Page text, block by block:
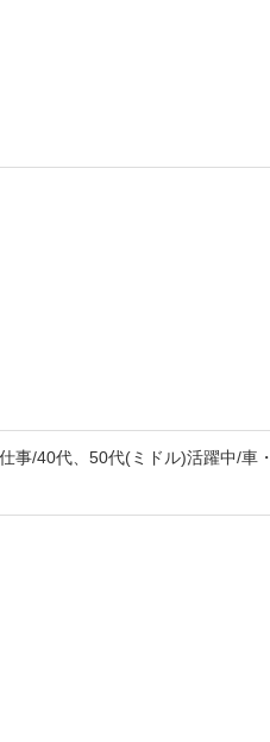
事/40代、50代(ミドル)活躍中/車・